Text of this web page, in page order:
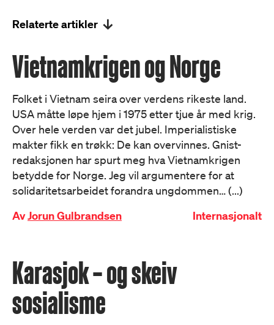
Relaterte artikler
Vietnamkrigen og Norge
Folket i Vietnam seira over verdens rikeste land.
USA måtte løpe hjem i 1975 etter tjue år med krig.
Over hele verden var det jubel. Imperialistiske
makter fikk en trøkk: De kan overvinnes. Gnist-
redaksjonen har spurt meg hva Vietnamkrigen
betydde for Norge. Jeg vil argumentere for at
solidaritetsarbeidet forandra ungdommen… (...)
AvJorun Gulbrandsen Internasjonalt
Karasjok – og skeiv
sosialisme